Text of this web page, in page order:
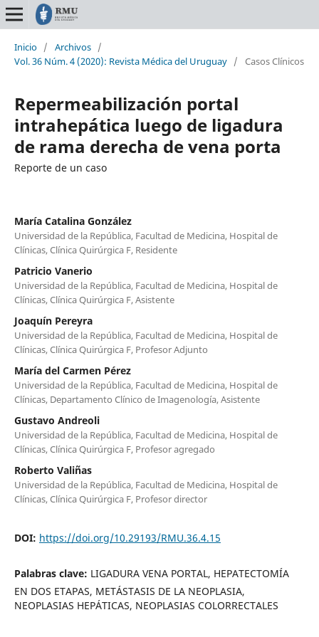
Inicio / Archivos /
Vol. 36 Núm. 4 (2020): Revista Médica del Uruguay / Casos Clínicos
Repermeabilización portal
intrahepática luego de ligadura
de rama derecha de vena porta
Reporte de un caso
María Catalina González
Universidad de la República, Facultad de Medicina, Hospital de
Clínicas, Clínica Quirúrgica F, Residente
Patricio Vanerio
Universidad de la República, Facultad de Medicina, Hospital de
Clínicas, Clínica Quirúrgica F, Asistente
Joaquín Pereyra
Universidad de la República, Facultad de Medicina, Hospital de
Clínicas, Clínica Quirúrgica F, Profesor Adjunto
María del Carmen Pérez
Universidad de la República, Facultad de Medicina, Hospital de
Clínicas, Departamento Clínico de Imagenología, Asistente
Gustavo Andreoli
Universidad de la República, Facultad de Medicina, Hospital de
Clínicas, Clínica Quirúrgica F, Profesor agregado
Roberto Valiñas
Universidad de la República, Facultad de Medicina, Hospital de
Clínicas, Clínica Quirúrgica F, Profesor director
DOI: https://doi.org/10.29193/RMU.36.4.15
Palabras clave: LIGADURA VENA PORTAL, HEPATECTOMÍA
EN DOS ETAPAS, METÁSTASIS DE LA NEOPLASIA,
NEOPLASIAS HEPÁTICAS, NEOPLASIAS COLORRECTALES